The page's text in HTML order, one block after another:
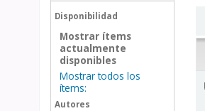
Disponibilidad
Mostrar ítems
actualmente
disponibles
Mostrar todos los
ítems:
Autores